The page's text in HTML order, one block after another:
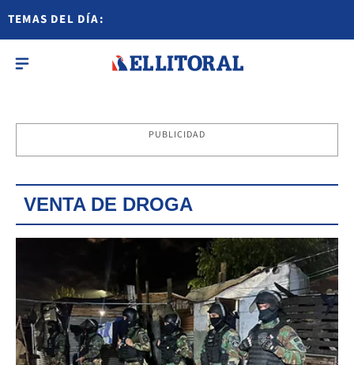
TEMAS DEL DÍA:
PUBLICIDAD
VENTA DE DROGA